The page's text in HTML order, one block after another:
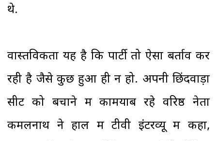
थे.
वास्तविकता यह है कि पार्टी तो ऐसा बर्ताव कर
रही है जैसे कुछ हुआ ही न हो. अपनी छिंदवाड़ा
सीट को बचाने में कामयाब रहे वरिष्ठ नेता
कमलनाथ ने हाल में टीवी इंटरव्यू में कहा,